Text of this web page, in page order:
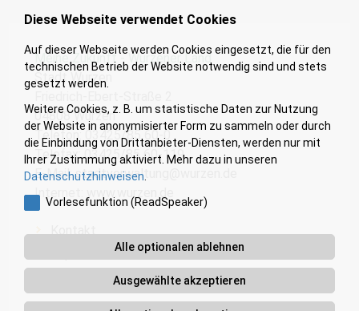
Meine Zukunft - Wurzener Land
Stadt Wurzen
04808 Wurzen
Telefon: 03425/85 60-0
Telefax: 03425/85 60-119
E-Mail:stadtverwaltung@wurzen.de
Internet:
www.wurzen.de
Kontakt
Barrierefreiheit
Diese Webseite verwendet Cookies
Auf dieser Webseite werden Cookies eingesetzt, die für den
technischen Betrieb der Website notwendig sind und stets
gesetzt werden.
Weitere Cookies, z. B. um statistische Daten zur Nutzung
der Website in anonymisierter Form zu sammeln oder durch
die Einbindung von Drittanbieter-Diensten, werden nur mit
Ihrer Zustimmung aktiviert. Mehr dazu in unseren
Datenschutzhinweisen.
Vorlesefunktion (ReadSpeaker)
Alle optionalen ablehnen
Ausgewählte akzeptieren